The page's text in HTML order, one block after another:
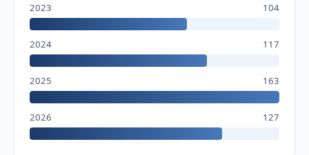
2023 104
2024 117
2025 163
2026 127